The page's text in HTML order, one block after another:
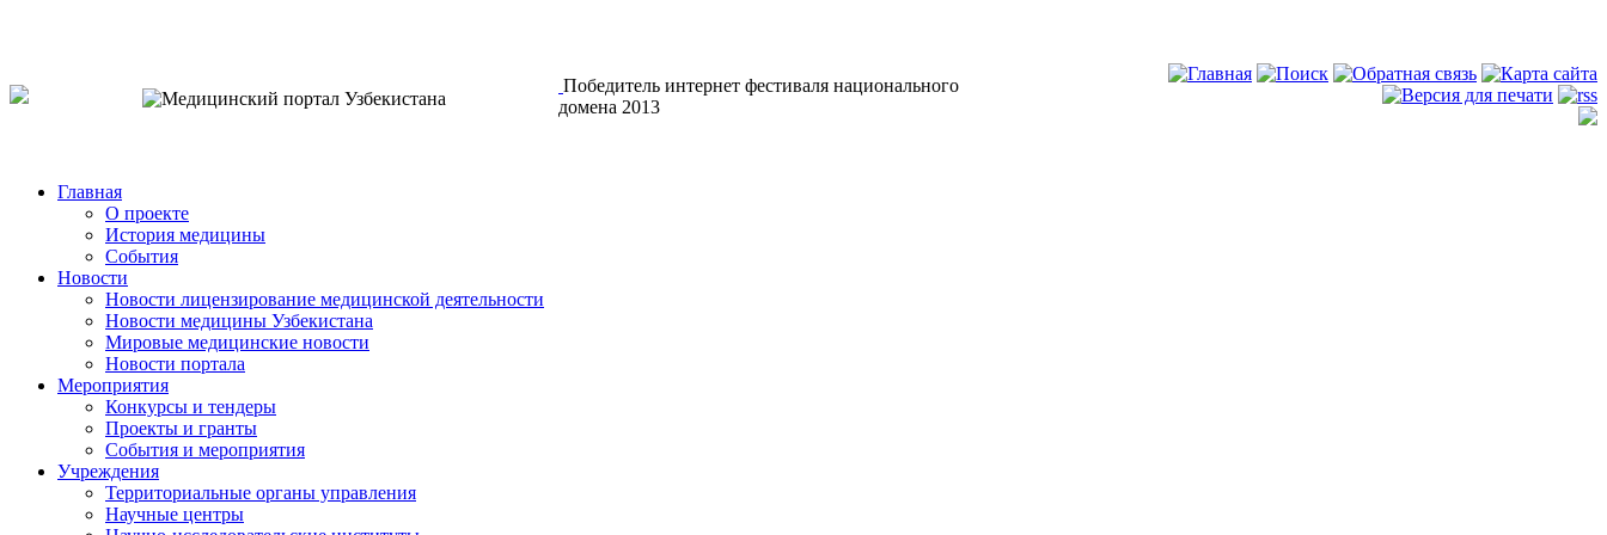
Победитель интернет фестиваля национального
домена 2013
Главная
О проекте
История медицины
События
Новости
Новости лицензирование медицинской деятельности
Новости медицины Узбекистана
Мировые медицинские новости
Новости портала
Мероприятия
Конкурсы и тендеры
Проекты и гранты
События и мероприятия
Учреждения
Территориальные органы управления
Научные центры